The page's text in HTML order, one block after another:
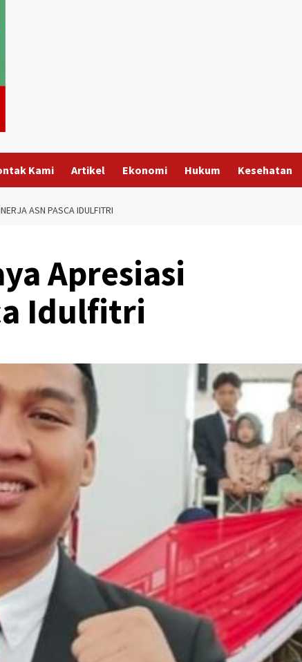
Kami Artikel Ekonomi Hukum Kesehatan
ASN PASCA IDULFITRI
Apresiasi
Idulfitri